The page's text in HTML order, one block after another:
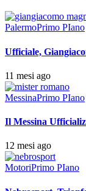
PalermoPrimo PIano
Ufficiale,
11 mesi ago
MessinaPrimo PIano
Il Messina
12 mesi ago
MotoriPrimo PIano